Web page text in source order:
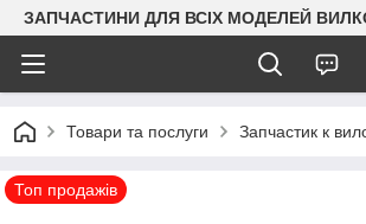
ЗАПЧАСТИНИ ДЛЯ ВСІХ МОДЕЛЕЙ
Товари та послуги Запчастик к
Топ продажів